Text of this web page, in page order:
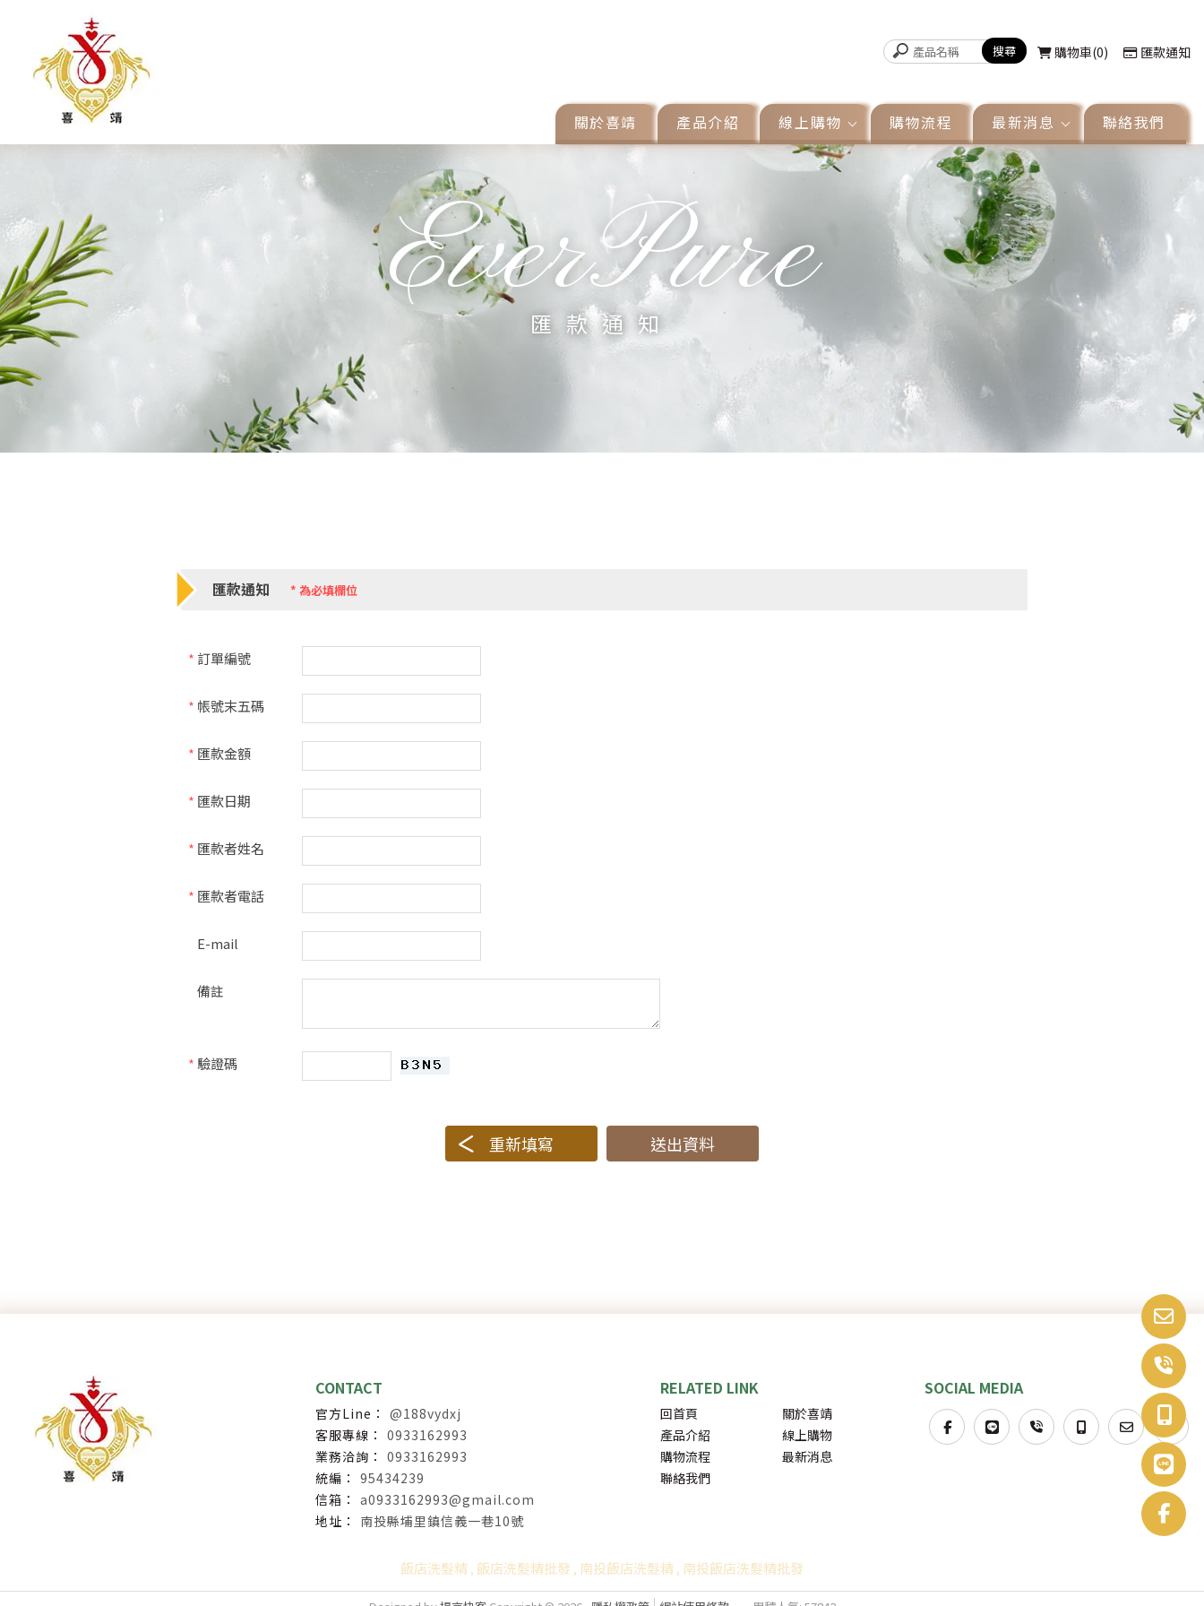
購物車 0 匯款通知
關於喜靖 產品介紹 線上購物 購物流程 最新消息 聯絡我們
匯款通知
匯款通知 * 為必填欄位
* 訂單編號
* 帳號末五碼
* 匯款金額
* 匯款日期
* 匯款者姓名
* 匯款者電話
E-mail
備註
* 驗證碼
@188vydxj
0933162993
0933162993
95434239
a0933162993@gmail.com
南投縣埔里鎮信義一巷10號
回首頁
關於喜靖
產品介紹
線上購物
購物流程
最新消息
聯絡我們
飯店洗髮精 飯店洗髮精批發 南投飯店洗髮精 南投飯店洗髮精批發